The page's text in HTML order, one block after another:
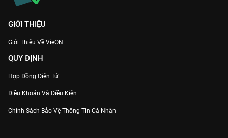
GIỚI THIỆU
Giới Thiệu Về VieON
QUY ĐỊNH
Hợp Đồng Điện Tử
Điều Khoản Và Điều Kiện
Chính Sách Bảo Vệ Thông Tin Cá Nhân